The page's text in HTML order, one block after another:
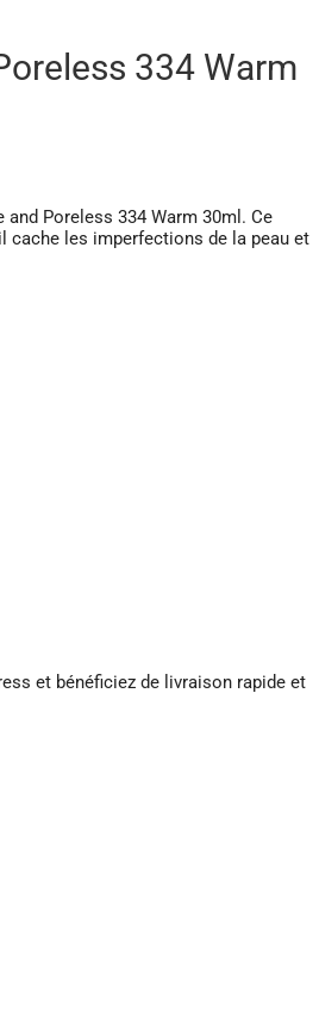
334 Warm
Poreless 334 Warm 30ml. Ce
cache les imperfections de la peau et
et bénéficiez de livraison rapide et